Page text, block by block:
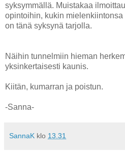
syksymmällä. Muistakaa
opintoihin, kukin
on tänä syksynä tarjolla.
Näihin tunnelmiin hieman
yksinkertaisesti kaunis.
Kiitän, kumarran ja poistun.
-Sanna-
SannaK klo 13.31